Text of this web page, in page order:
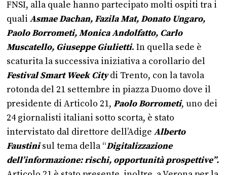
FNSI, alla quale hanno partecipato molti ospiti tra i
quali Asmae Dachan, Fazila Mat, Donato Ungaro,
Paolo Borrometi, Monica Andolfatto, Carlo
Muscatello, Giuseppe Giulietti. In quella sede è
scaturita la successiva iniziativa a corollario del
Festival Smart Week Citydi Trento, con la tavola
rotonda del 21 settembre in piazza Duomo dove il
presidente di Articolo 21, Paolo Borrometi, uno dei
24 giornalisti italiani sotto scorta, è stato
intervistato dal direttore dell’Adige Alberto
Faustini sul tema della “Digitalizzazione
dell’informazione: rischi, opportunità prospettive”.